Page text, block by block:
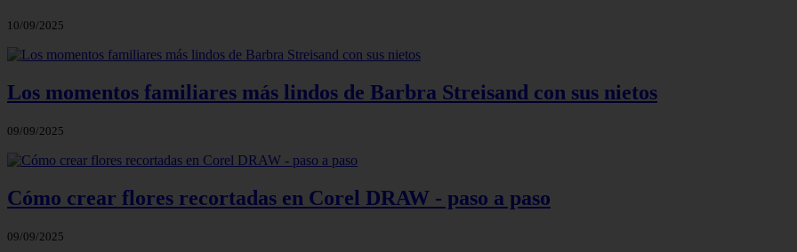
10/09/2025
Los momentos familiares más lindos de Barbra Streisand con sus nietos
09/09/2025
Cómo crear flores recortadas en Corel DRAW - paso a paso
09/09/2025